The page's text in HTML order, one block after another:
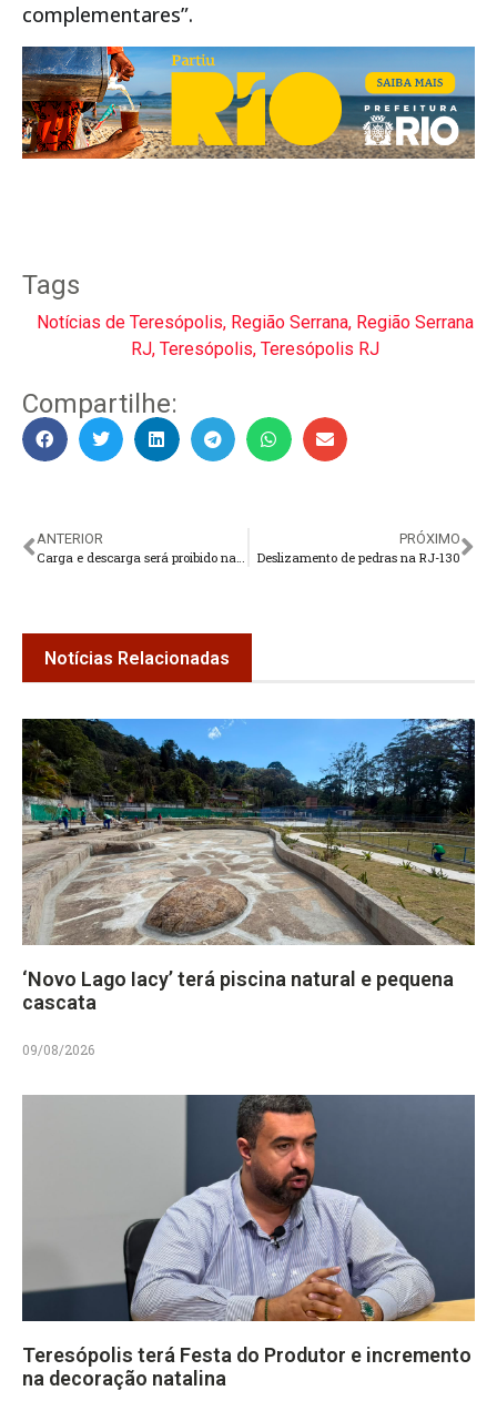
complementares”.
Tags
Notícias de Teresópolis, Região Serrana, Região Serrana
RJ, Teresópolis, Teresópolis RJ
Compartilhe:
ANTERIOR
Carga e descarga será proibido na Praça da Matriz de Santa Teresa e Parque Regadas
PRÓXIMO
Deslizamento de pedras na RJ-130
Notícias Relacionadas
‘Novo Lago Iacy’ terá piscina natural e pequena
cascata
09/08/2026
Teresópolis terá Festa do Produtor e incremento
na decoração natalina